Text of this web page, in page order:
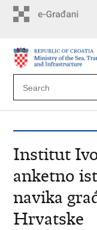
Institut
anketno
navika
Hrvatske